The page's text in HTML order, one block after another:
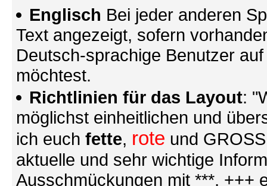
Englisch Bei jeder anderen
Text angezeigt, sofern
Deutsch-sprachige Benutzer
möchtest.
Richtlinien für das Layout:
möglichst einheitlichen und
ich euch fette, rote und
aktuelle und sehr wichtige
Ausschmückungen mit ***, +++